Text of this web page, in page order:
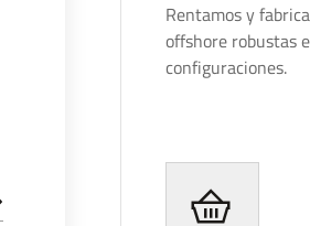
Rentamos y
offshore robustas
configuraciones.